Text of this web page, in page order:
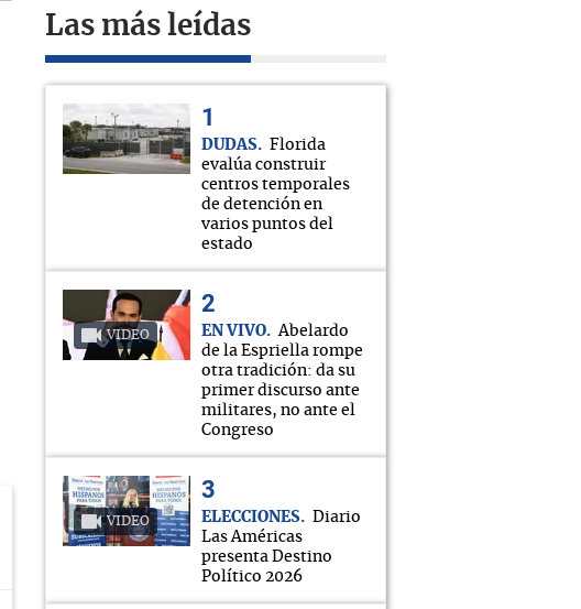
Las más leídas
DUDAS
Florida
evalúa construir
centros temporales
de detención en
varios puntos del
estado
VIDEO EN VIVO
Abelardo
de la Espriella rompe
otra tradición: da su
primer discurso ante
militares, no ante el
Congreso
VIDEO ELECCIONES
Diario
Las Américas
presenta Destino
Político 2026